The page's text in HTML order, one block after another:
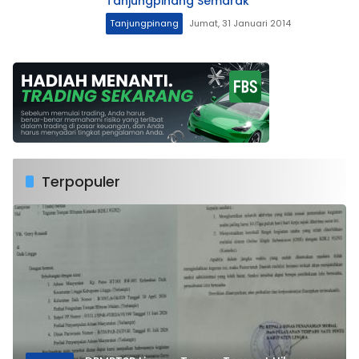
Tanjungpinang Jumat, 31 Januari 2014
Terpopuler